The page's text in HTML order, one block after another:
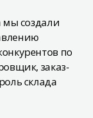
мы создали
по
заказ-
склада